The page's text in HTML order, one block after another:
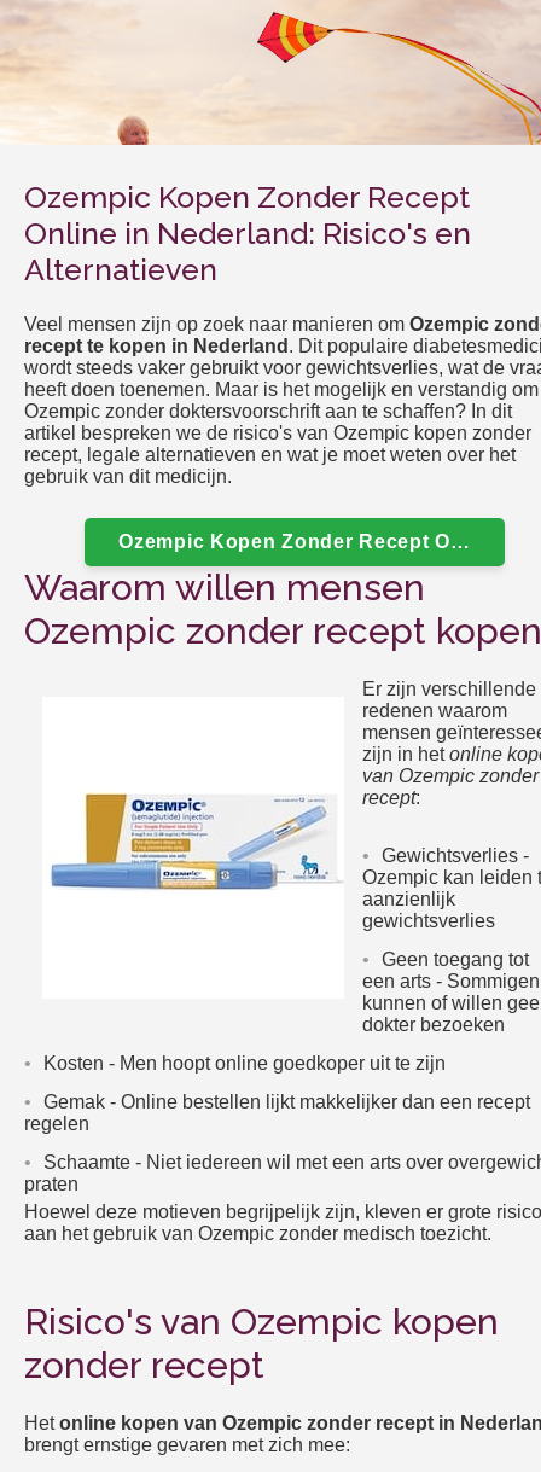
Ozempic Kopen Zonder Recept
Online in Nederland: Risico's en
Alternatieven
Veel mensen zijn op zoek naar manieren om Ozempic
recept te kopen in Nederland . Dit populaire
wordt steeds vaker gebruikt voor gewichtsverlies, wat de
heeft doen toenemen. Maar is het mogelijk en verstandig om
Ozempic zonder doktersvoorschrift aan te schaffen? In dit
artikel bespreken we de risico's van Ozempic kopen zonder
recept, legale alternatieven en wat je moet weten over het
gebruik van dit medicijn.
Ozempic Kopen Zonder Recept Online In
Waarom willen mensen
Ozempic zonder recept
Er zijn verschillende
redenen waarom
mensen
zijn in hetonline
van Ozempic zonder
recept:
Gewichtsverlies -
Ozempic kan leiden
aanzienlijk
gewichtsverlies
Geen toegang tot
een arts - Sommigen
kunnen of willen
dokter bezoeken
Kosten - Men hoopt online goedkoper uit te zijn
Gemak - Online bestellen lijkt makkelijker dan een recept
regelen
Schaamte - Niet iedereen wil met een arts over
praten
Hoewel deze motieven begrijpelijk zijn, kleven er grote
aan het gebruik van Ozempic zonder medisch toezicht.
Risico's van Ozempic kopen
zonder recept
Hetonline kopen van Ozempic zonder recept in
brengt ernstige gevaren met zich mee: